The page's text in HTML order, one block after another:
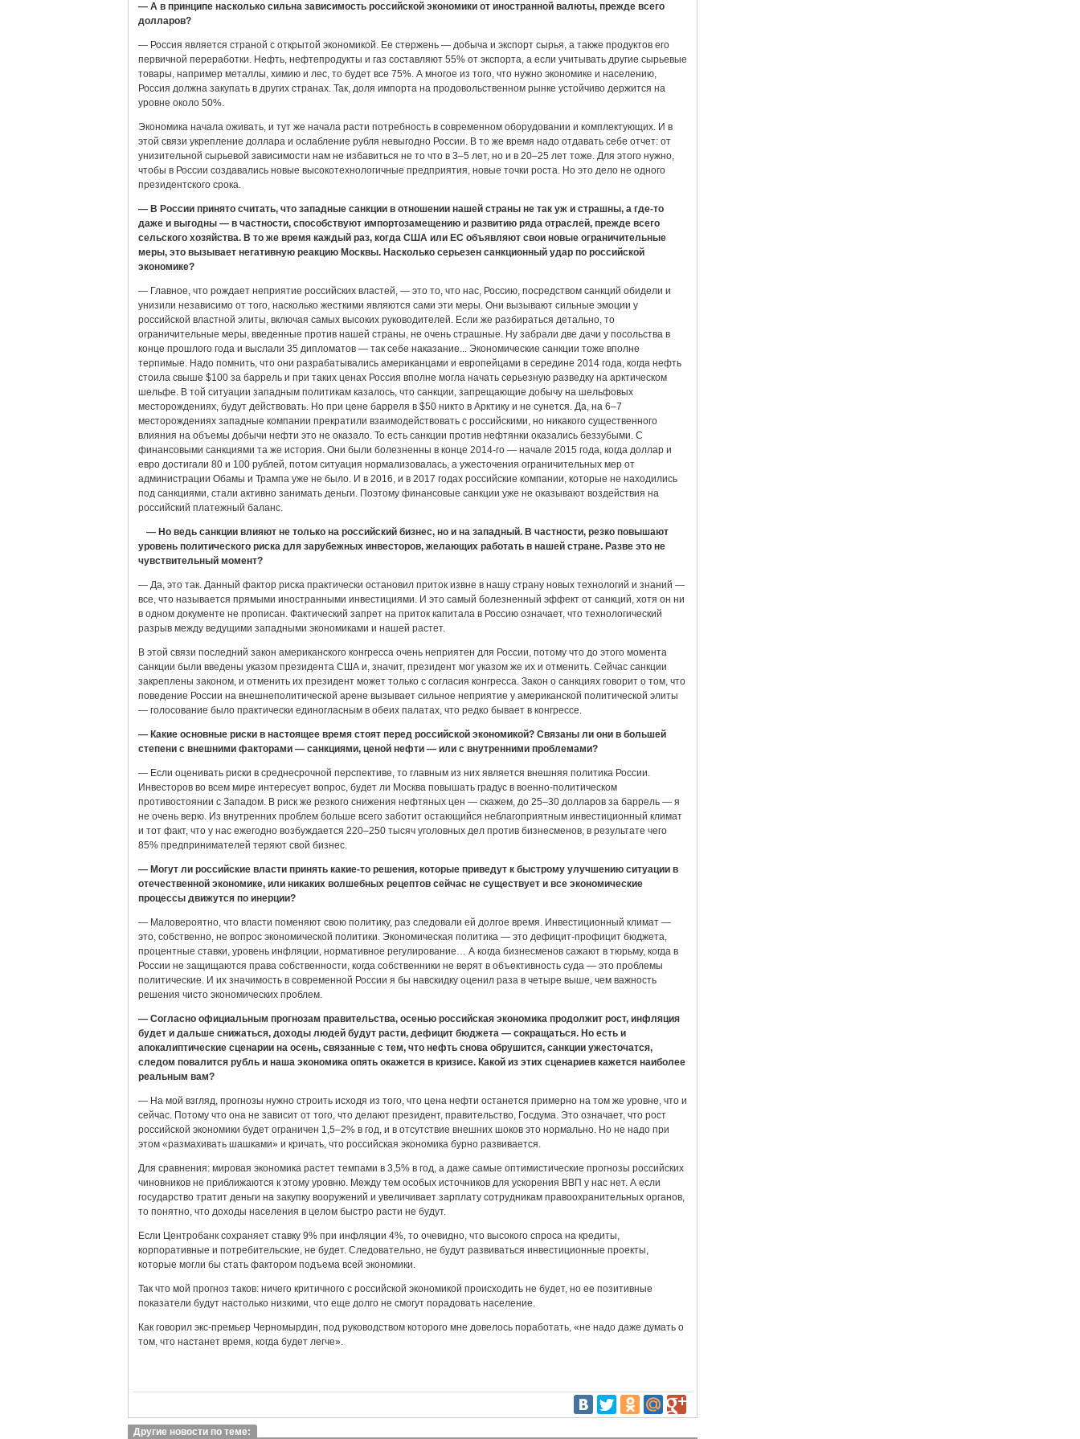
— А в принципе насколько сильна зависимость российской экономики от иностранной валюты, прежде всего
долларов?
— Россия является страной с открытой экономикой. Ее стержень — добыча и экспорт сырья, а также продуктов его
первичной переработки. Нефть, нефтепродукты и газ составляют 55% от экспорта, а если учитывать другие сырьевые
товары, например металлы, химию и лес, то будет все 75%. А многое из того, что нужно экономике и населению,
Россия должна закупать в других странах. Так, доля импорта на продовольственном рынке устойчиво держится на
уровне около 50%.
Экономика начала оживать, и тут же начала расти потребность в современном оборудовании и комплектующих. И в
этой связи укрепление доллара и ослабление рубля невыгодно России. В то же время надо отдавать себе отчет: от
унизительной сырьевой зависимости нам не избавиться не то что в 3–5 лет, но и в 20–25 лет тоже. Для этого нужно,
чтобы в России создавались новые высокотехнологичные предприятия, новые точки роста. Но это дело не одного
президентского срока.
— В России принято считать, что западные санкции в отношении нашей страны не так уж и страшны, а где-то
даже и выгодны — в частности, способствуют импортозамещению и развитию ряда отраслей, прежде всего
сельского хозяйства. В то же время каждый раз, когда США или ЕС объявляют свои новые ограничительные
меры, это вызывает негативную реакцию Москвы. Насколько серьезен санкционный удар по российской
экономике?
— Главное, что рождает неприятие российских властей, — это то, что нас, Россию, посредством санкций обидели и
унизили независимо от того, насколько жесткими являются сами эти меры. Они вызывают сильные эмоции у
российской властной элиты, включая самых высоких руководителей. Если же разбираться детально, то
ограничительные меры, введенные против нашей страны, не очень страшные. Ну забрали две дачи у посольства в
конце прошлого года и выслали 35 дипломатов — так себе наказание... Экономические санкции тоже вполне
терпимые. Надо помнить, что они разрабатывались американцами и европейцами в середине 2014 года, когда нефть
стоила свыше $100 за баррель и при таких ценах Россия вполне могла начать серьезную разведку на арктическом
шельфе. В той ситуации западным политикам казалось, что санкции, запрещающие добычу на шельфовых
месторождениях, будут действовать. Но при цене барреля в $50 никто в Арктику и не сунется. Да, на 6–7
месторождениях западные компании прекратили взаимодействовать с российскими, но никакого существенного
влияния на объемы добычи нефти это не оказало. То есть санкции против нефтянки оказались беззубыми. С
финансовыми санкциями та же история. Они были болезненны в конце 2014-го — начале 2015 года, когда доллар и
евро достигали 80 и 100 рублей, потом ситуация нормализовалась, а ужесточения ограничительных мер от
администрации Обамы и Трампа уже не было. И в 2016, и в 2017 годах российские компании, которые не находились
под санкциями, стали активно занимать деньги. Поэтому финансовые санкции уже не оказывают воздействия на
российский платежный баланс.
— Но ведь санкции влияют не только на российский бизнес, но и на западный. В частности, резко повышают
уровень политического риска для зарубежных инвесторов, желающих работать в нашей стране. Разве это не
чувствительный момент?
— Да, это так. Данный фактор риска практически остановил приток извне в нашу страну новых технологий и знаний —
все, что называется прямыми иностранными инвестициями. И это самый болезненный эффект от санкций, хотя он ни
в одном документе не прописан. Фактический запрет на приток капитала в Россию означает, что технологический
разрыв между ведущими западными экономиками и нашей растет.
В этой связи последний закон американского конгресса очень неприятен для России, потому что до этого момента
санкции были введены указом президента США и, значит, президент мог указом же их и отменить. Сейчас санкции
закреплены законом, и отменить их президент может только с согласия конгресса. Закон о санкциях говорит о том, что
поведение России на внешнеполитической арене вызывает сильное неприятие у американской политической элиты
— голосование было практически единогласным в обеих палатах, что редко бывает в конгрессе.
— Какие основные риски в настоящее время стоят перед российской экономикой? Связаны ли они в большей
степени с внешними факторами — санкциями, ценой нефти — или с внутренними проблемами?
— Если оценивать риски в среднесрочной перспективе, то главным из них является внешняя политика России.
Инвесторов во всем мире интересует вопрос, будет ли Москва повышать градус в военно-политическом
противостоянии с Западом. В риск же резкого снижения нефтяных цен — скажем, до 25–30 долларов за баррель — я
не очень верю. Из внутренних проблем больше всего заботит остающийся неблагоприятным инвестиционный климат
и тот факт, что у нас ежегодно возбуждается 220–250 тысяч уголовных дел против бизнесменов, в результате чего
85% предпринимателей теряют свой бизнес.
— Могут ли российские власти принять какие-то решения, которые приведут к быстрому улучшению ситуации в
отечественной экономике, или никаких волшебных рецептов сейчас не существует и все экономические
процессы движутся по инерции?
— Маловероятно, что власти поменяют свою политику, раз следовали ей долгое время. Инвестиционный климат —
это, собственно, не вопрос экономической политики. Экономическая политика — это дефицит-профицит бюджета,
процентные ставки, уровень инфляции, нормативное регулирование… А когда бизнесменов сажают в тюрьму, когда в
России не защищаются права собственности, когда собственники не верят в объективность суда — это проблемы
политические. И их значимость в современной России я бы навскидку оценил раза в четыре выше, чем важность
решения чисто экономических проблем.
— Согласно официальным прогнозам правительства, осенью российская экономика продолжит рост, инфляция
будет и дальше снижаться, доходы людей будут расти, дефицит бюджета — сокращаться. Но есть и
апокалиптические сценарии на осень, связанные с тем, что нефть снова обрушится, санкции ужесточатся,
следом повалится рубль и наша экономика опять окажется в кризисе. Какой из этих сценариев кажется наиболее
реальным вам?
— На мой взгляд, прогнозы нужно строить исходя из того, что цена нефти останется примерно на том же уровне, что и
сейчас. Потому что она не зависит от того, что делают президент, правительство, Госдума. Это означает, что рост
российской экономики будет ограничен 1,5–2% в год, и в отсутствие внешних шоков это нормально. Но не надо при
этом «размахивать шашками» и кричать, что российская экономика бурно развивается.
Для сравнения: мировая экономика растет темпами в 3,5% в год, а даже самые оптимистические прогнозы российских
чиновников не приближаются к этому уровню. Между тем особых источников для ускорения ВВП у нас нет. А если
государство тратит деньги на закупку вооружений и увеличивает зарплату сотрудникам правоохранительных органов,
то понятно, что доходы населения в целом быстро расти не будут.
Если Центробанк сохраняет ставку 9% при инфляции 4%, то очевидно, что высокого спроса на кредиты,
корпоративные и потребительские, не будет. Следовательно, не будут развиваться инвестиционные проекты,
которые могли бы стать фактором подъема всей экономики.
Так что мой прогноз таков: ничего критичного с российской экономикой происходить не будет, но ее позитивные
показатели будут настолько низкими, что еще долго не смогут порадовать население.
Как говорил экс-премьер Черномырдин, под руководством которого мне довелось поработать, «не надо даже думать о
том, что настанет время, когда будет легче».
Другие новости по теме: